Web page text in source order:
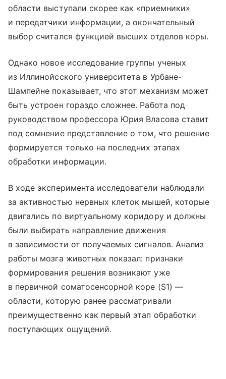
области выступали скорее как «приемники»
и передатчики информации, а окончательный
выбор считался функцией высших отделов коры.
Однако новое исследование группы ученых
из Иллинойсского университета в Урбане-
Шампейне показывает, что этот механизм может
быть устроен гораздо сложнее. Работа под
руководством профессора Юрия Власова ставит
под сомнение представление о том, что решение
формируется только на последних этапах
обработки информации.
В ходе эксперимента исследователи наблюдали
за активностью нервных клеток мышей, которые
двигались по виртуальному коридору и должны
были выбирать направление движения
в зависимости от получаемых сигналов. Анализ
работы мозга животных показал: признаки
формирования решения возникают уже
в первичной соматосенсорной коре (S1) —
области, которую ранее рассматривали
преимущественно как первый этап обработки
поступающих ощущений.